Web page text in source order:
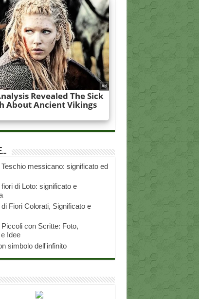
Teschio messicano: significato ed
fiori di Loto: significato e
di Fiori Colorati, Significato e
Piccoli con Scritte: Foto,
Idee
simbolo dell'infinito